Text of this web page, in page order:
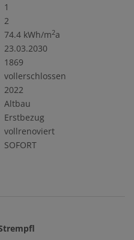
1
2
74.4 kWh/m2a
23.03.2030
1869
vollerschlossen
2022
Altbau
Erstbezug
vollrenoviert
SOFORT